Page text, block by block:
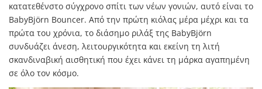
κατατεθένστο σύγχρονο σπίτι των νέων γονιών, αυτό είναι το
BabyBjörn Bouncer. Από την πρώτη κιόλας μέρα μέχρι και τα
πρώτα του χρόνια, το διάσημο ριλάξ της BabyBjörn
συνδυάζει άνεση, λειτουργικότητα και εκείνη τη λιτή
σκανδιναβική αισθητική που έχει κάνει τη μάρκα αγαπημένη
σε όλο τον κόσμο.